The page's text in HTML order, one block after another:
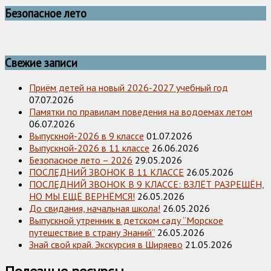
Безопасное лето
Свежие записи
Приём детей на новый 2026-2027 учебный год
07.07.2026
Памятки по правилам поведения на водоемах летом
06.07.2026
Выпускной-2026 в 9 классе 01.07.2026
Выпускной-2026 в 11 классе 26.06.2026
Безопасное лето – 2026 29.05.2026
ПОСЛЕДНИЙ ЗВОНОК В 11 КЛАССЕ 26.05.2026
ПОСЛЕДНИЙ ЗВОНОК В 9 КЛАССЕ: ВЗЛЁТ РАЗРЕШЁН,
НО МЫ ЕЩЁ ВЕРНЁМСЯ! 26.05.2026
До свидания, начальная школа! 26.05.2026
Выпускной утренник в детском саду “Морское
путешествие в страну Знаний” 26.05.2026
Знай свой край. Экскурсия в Ширяево 21.05.2026